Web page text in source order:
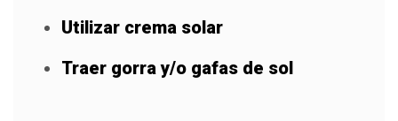
Utilizar crema solar
Traer gorra y/o gafas de sol